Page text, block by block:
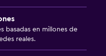
basadas en millones de
reales.